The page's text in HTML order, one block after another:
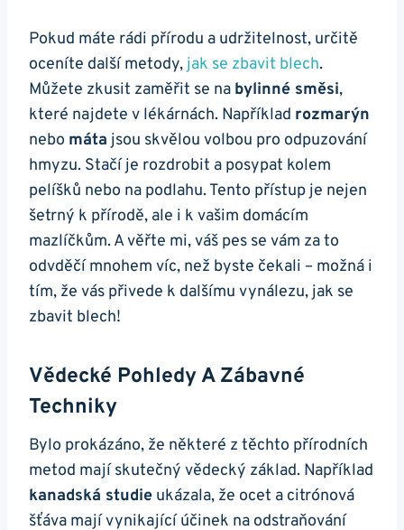
Pokud máte rádi přírodu a udržitelnost, určitě
oceníte další metody, jak se zbavit blech.
Můžete zkusit zaměřit se na bylinné směsi,
které najdete v lékárnách. Například rozmarýn
nebo máta jsou skvělou volbou pro odpuzování
hmyzu. Stačí je rozdrobit a posypat kolem
pelíšků nebo na podlahu. Tento přístup je nejen
šetrný k přírodě, ale i k vašim domácím
mazlíčkům. A věřte mi, váš pes se vám za to
odvděčí mnohem víc, než byste čekali – možná i
tím, že vás přivede k dalšímu vynálezu, jak se
zbavit blech!
Vědecké Pohledy A Zábavné
Techniky
Bylo prokázáno, že některé z těchto přírodních
metod mají skutečný vědecký základ. Například
kanadská studie ukázala, že ocet a citrónová
šťáva mají vynikající účinek na odstraňování